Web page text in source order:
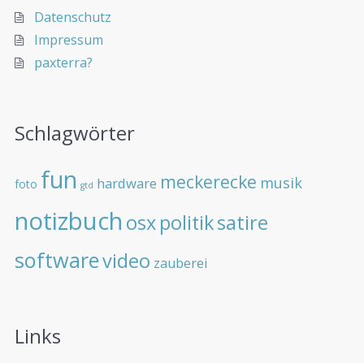
Datenschutz
Impressum
paxterra?
Schlagwörter
foto fun gtd hardware meckerecke musik
notizbuch osxpolitiksatire
softwarevideo zauberei
Links